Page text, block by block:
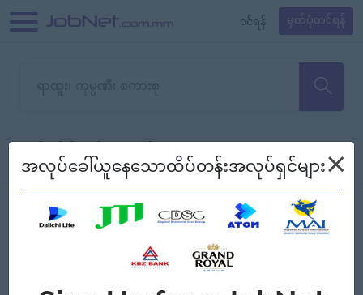
၀င်ရန် မှတ်ပုံတင်ရန်
သော အလုပ်မရှိသေးပါ။
စစ်ရန် စဉ်၍ကြည့်မည်
အလုပ်ခေါ်ယူနေသောထိပ်တန်းအလုပ်ရှင်များ×